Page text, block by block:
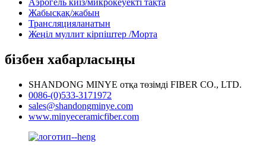
Аэрогель киіз/микрокеуекті тақта
Жабысқақ/жабын
Трансляцияланатын
Жеңіл муллит кірпіштер /Морта
бізбен хабарласыңы
SHANDONG MINYE отқа төзімді FIBER CO., LTD.
0086-(0)533-3171972
sales@shandongminye.com
www.minyeceramicfiber.com